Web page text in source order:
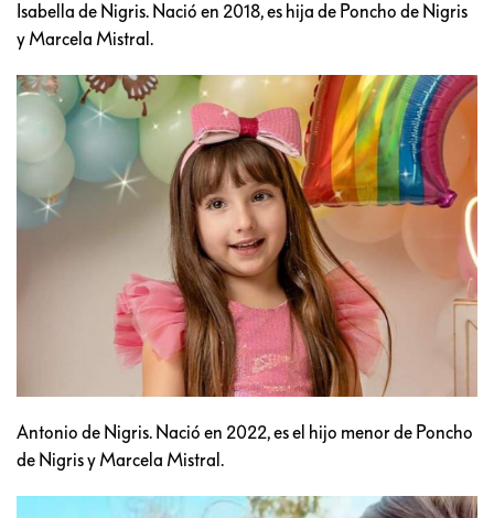
Isabella de Nigris. Nació en 2018, es hija de Poncho de Nigris
y Marcela Mistral.
Antonio de Nigris. Nació en 2022, es el hijo menor de Poncho
de Nigris y Marcela Mistral.